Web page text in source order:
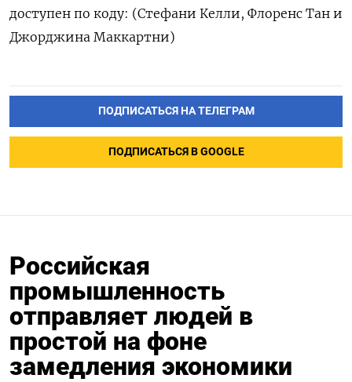
доступен по коду: (Стефани Келли, Флоренс Тан и
Джорджина Маккартни)
ПОДПИСАТЬСЯ НА ТЕЛЕГРАМ
ПОДПИСАТЬСЯ В GOOGLE
Российская
промышленность
отправляет людей в
простой на фоне
замедления экономики